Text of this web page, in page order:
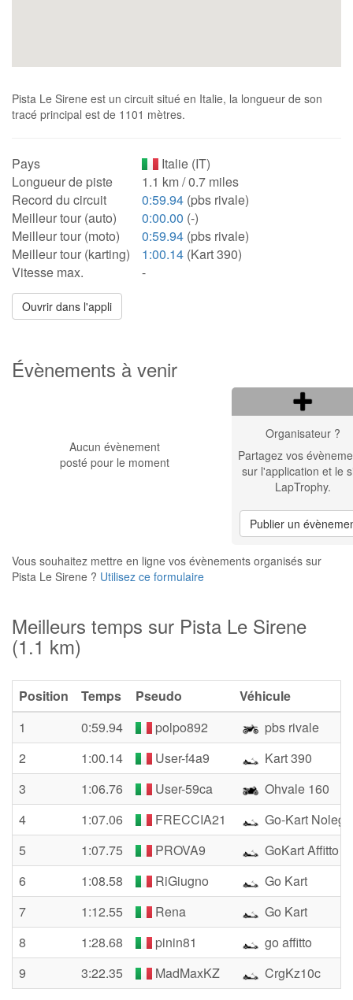
Pista Le Sirene est un circuit situé en Italie, la longueur de son
tracé principal est de 1101 mètres.
Pays
Italie (IT)
Longueur de piste
1.1 km / 0.7 miles
Record du circuit
0:59.94 (pbs rivale)
Meilleur tour (auto)
0:00.00 (-)
Meilleur tour (moto)
0:59.94 (pbs rivale)
Meilleur tour (karting)
1:00.14 (Kart 390)
Vitesse max.
-
Ouvrir dans l'appli
Évènements à venir
Aucun évènement
posté pour le moment
Organisateur ?
Partagez vos
sur l'application et le
LapTrophy.
Publier un
Vous souhaitez mettre en ligne vos évènements organisés sur
Pista Le Sirene ? Utilisez ce formulaire
Meilleurs temps sur Pista Le Sirene
(1.1 km)
Position Temps Pseudo
Véhicule
1
0:59.94 polpo892
pbs rivale
2
1:00.14 User-f4a9
Kart 390
3
1:06.76 User-59ca
Ohvale 160
4
1:07.06 FRECCIA21
Go-Kart
5
1:07.75 PROVA9
GoKart Affitto
6
1:08.58 RiGiugno
Go Kart
7
1:12.55 Rena
Go Kart
8
1:28.68 pinin81
go affitto
9
3:22.35 MadMaxKZ CrgKz10c